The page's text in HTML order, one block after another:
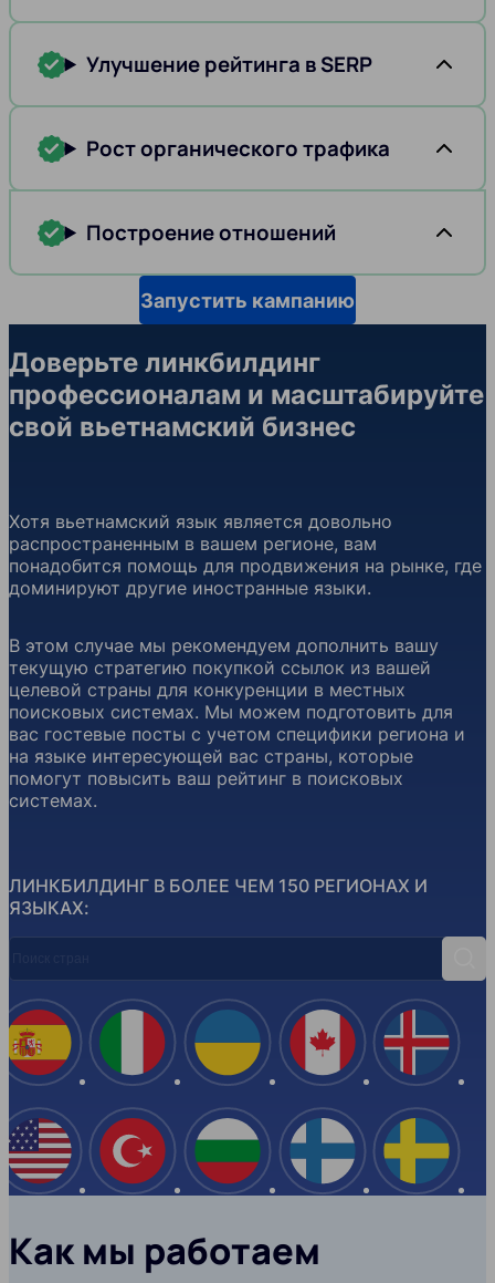
Улучшение рейтинга в SERP
Рост органического трафика
Построение отношений
Запустить кампанию
Доверьте линкбилдинг
профессионалам и масштабируйте
свой вьетнамский бизнес
ЛИНКБИЛДИНГ В БОЛЕЕ ЧЕМ 150 РЕГИОНАХ И
ЯЗЫКАХ:
Хотя вьетнамский язык является довольно
распространенным в вашем регионе, вам
понадобится помощь для продвижения на рынке, где
доминируют другие иностранные языки.
В этом случае мы рекомендуем дополнить вашу
текущую стратегию покупкой ссылок из вашей
целевой страны для конкуренции в местных
поисковых системах. Мы можем подготовить для
вас гостевые посты с учетом специфики региона и
на языке интересующей вас страны, которые
помогут повысить ваш рейтинг в поисковых
системах.
Испания
США
Италия
Турция
Украина
Болгария
Канада
Финляндия
Как мы работаем